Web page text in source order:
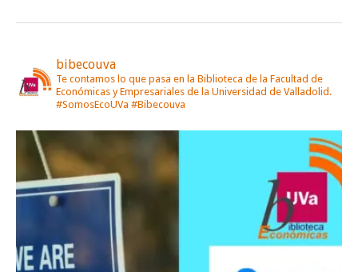
bibecouva
Te contamos lo que pasa en la Biblioteca de la Facultad de
Económicas y Empresariales de la Universidad de Valladolid.
#SomosEcoUVa #Bibecouva